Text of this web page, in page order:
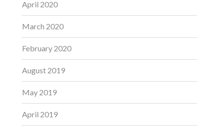
April 2020
March 2020
February 2020
August 2019
May 2019
April 2019